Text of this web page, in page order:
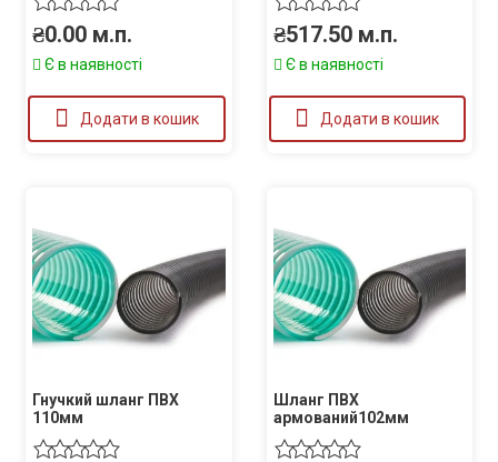
₴0.00 м.п.
Є в наявності
Додати в кошик
₴517.50 м.п.
Є в наявності
Додати в кошик
Гнучкий шланг ПВХ
110мм
Шланг ПВХ
армований102мм